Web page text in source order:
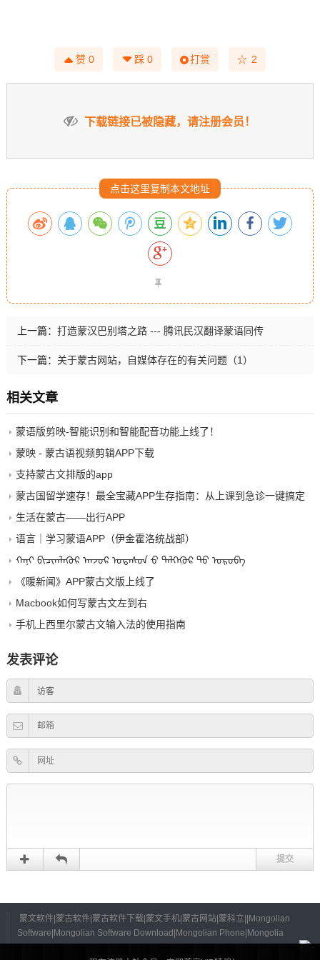
赞 0 踩 0 打赏 ☆ 2
下载链接已被隐藏，请注册会员！
点击这里复制本文地址
上一篇： 打造蒙汉巴别塔之路 --- 腾讯民汉翻译蒙语同传
下一篇： 关于蒙古网站，自媒体存在的有关问题（1）
相关文章
蒙语版剪映-智能识别和智能配音功能上线了！
蒙映 - 蒙古语视频剪辑APP下载
支持蒙古文排版的app
蒙古国留学速存！最全宝藏APP生存指南：从上课到急诊一键搞定
生活在蒙古——出行APP
语言｜学习蒙语APP（伊金霍洛统战部）
ᠬᠠᠨᠢ ᠪᠢᠴᠢᠭᠯᠡᠭᠦᠷ ᠠᠨ᠋ᠵᠣᠷ ᠤᠲᠠᠰᠤᠨ ᠊ᠤ ᠲᠡᠯᠭᠡᠭᠦᠷ ᠲᠦ ᠣᠷᠣᠪᠠ
《暖新闻》APP蒙古文版上线了
Macbook如何写蒙古文左到右
手机上西里尔蒙古文输入法的使用指南
发表评论
蒙文软件|蒙古软件|蒙古软件下载|蒙文手机|蒙古网站|蒙科立||Mongolian
Software|Mongolian Software Download|Mongolian Phone|Mongolia